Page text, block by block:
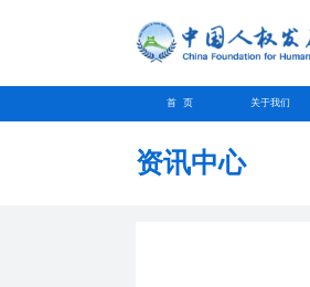
首 页 关于我们
资讯中心